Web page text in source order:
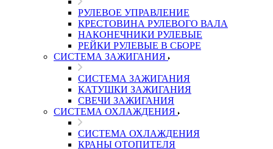
РУЛЕВОЕ УПРАВЛЕНИЕ
КРЕСТОВИНА РУЛЕВОГО ВАЛА
НАКОНЕЧНИКИ РУЛЕВЫЕ
РЕЙКИ РУЛЕВЫЕ В СБОРЕ
СИСТЕМА ЗАЖИГАНИЯ
СИСТЕМА ЗАЖИГАНИЯ
КАТУШКИ ЗАЖИГАНИЯ
СВЕЧИ ЗАЖИГАНИЯ
СИСТЕМА ОХЛАЖДЕНИЯ
СИСТЕМА ОХЛАЖДЕНИЯ
КРАНЫ ОТОПИТЕЛЯ